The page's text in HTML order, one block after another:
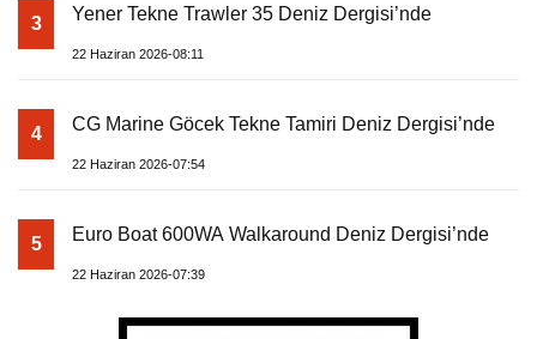
3 Yener Tekne Trawler 35 Deniz Dergisi’nde
22 Haziran 2026-08:11
4 CG Marine Göcek Tekne Tamiri Deniz Dergisi’nde
22 Haziran 2026-07:54
5 Euro Boat 600WA Walkaround Deniz Dergisi’nde
22 Haziran 2026-07:39